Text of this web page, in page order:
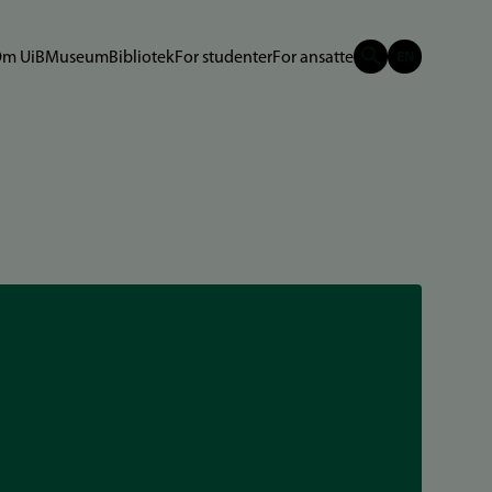
UiBMuseumBibliotekFor studenterFor ansatte